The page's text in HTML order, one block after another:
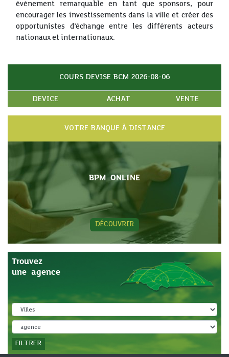
évènement remarquable en tant que sponsors, pour
encourager les investissements dans la ville et créer des
opportunistes d’échange entre les différents acteurs
nationaux et internationaux.
COURS DEVISE BCM 2026-08-06
DEVICE ACHAT VENTE
VOTRE BANQUE À DISTANCE
BPM ONLINE
DÉCOUVRIR
Trouvez
une agence
FILTRER